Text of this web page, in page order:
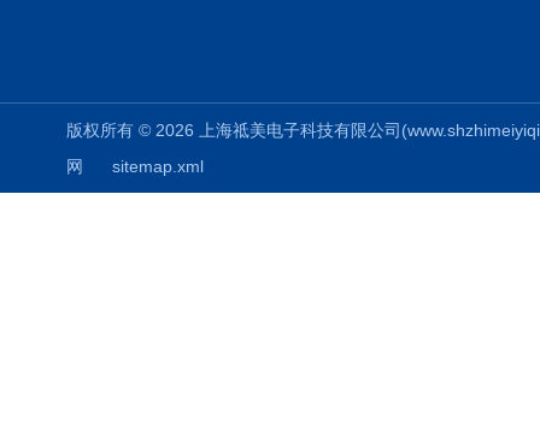
版权所有 © 2026 上海祗美电子科技有限公司
网
sitemap.xml